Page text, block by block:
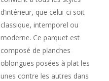
d’intérieur, que celui-ci soit
classique, intemporel ou
moderne. Ce parquet est
composé de planches
oblongues posées à plat les
unes contre les autres dans